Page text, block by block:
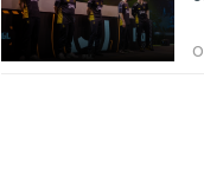
Betclic renova parceria
a época 2026/27